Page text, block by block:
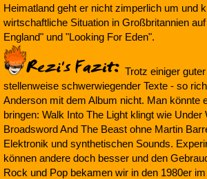
Heimatland geht er nicht zimperlich um und
wirtschaftliche Situation in Großbritannien
England" und "Looking For Eden".
Trotz einiger
stellenweise schwerwiegender Texte - so
Anderson mit dem Album nicht. Man könnte
bringen: Walk Into The Light klingt wie Under
Broadsword And The Beast ohne Martin
Elektronik und synthetischen Sounds.
können andere doch besser und den
Rock und Pop bekamen wir in den 1980er